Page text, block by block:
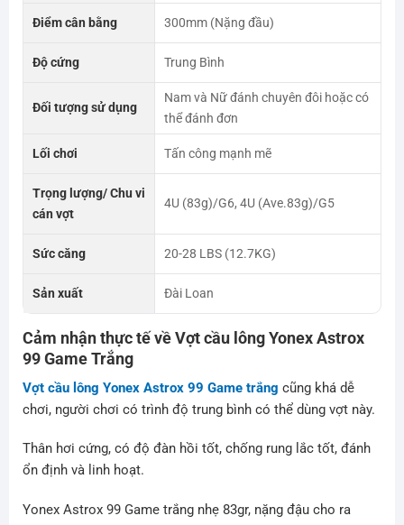
Điểm cân bằng 300mm (Nặng đầu)
Độ cứng Trung Bình
Đối tượng sử dụng
Nam và Nữ đánh chuyên đôi hoặc có
thể đánh đơn
Lối chơi Tấn công mạnh mẽ
Trọng lượng/ Chu vi
cán vợt
4U (83g)/G6, 4U (Ave.83g)/G5
Sức căng 20-28 LBS (12.7KG)
Sản xuất Đài Loan
Cảm nhận thực tế về Vợt cầu lôngYonex Astrox
99 Game Trắng
Vợt cầu lông Yonex Astrox 99 Game trắng cũng khá dễ
chơi, người chơi có trình độ trung bình có thể dùng vợt này.
Thân hơi cứng, có độ đàn hồi tốt, chống rung lắc tốt, đánh
ổn định và linh hoạt.
Yonex Astrox 99 Game trắng nhẹ 83gr, nặng đậu cho ra